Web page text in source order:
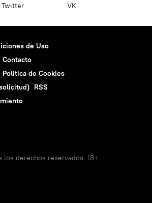
Twitter VK
de Uso
Contacto
Politica de Cookies
RSS
derechos reservados. 18+